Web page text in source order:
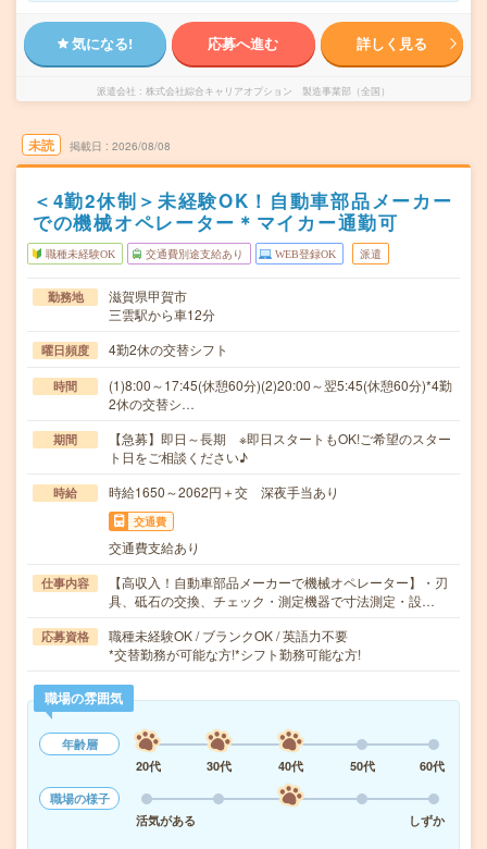
気になる! 応募へ進む 詳しく見る
派遣会社 株式会社綜合キャリアオプション 製造事業部（全国）
未読 掲載日 2026/08/08
＜4勤2休制＞未経験OK！自動車部品メーカー
での機械オペレーター＊マイカー通勤可
職種未経験OK 交通費別途支給あり WEB登録OK 派遣
勤務地
滋賀県甲賀市
三雲駅から車12分
曜日頻度 4勤2休の交替シフト
時間
(1)8:00～17:45(休憩60分)(2)20:00～翌5:45(休憩60分)*4勤
2休の交替シ…
期間
【急募】即日～長期 ※即日スタートもOK!ご希望のスター
ト日をご相談ください♪
時給 時給1650～2062円＋交 深夜手当あり
交通費
交通費支給あり
仕事内容
【高収入！自動車部品メーカーで機械オペレーター】・刃
具、砥石の交換、チェック・測定機器で寸法測定・設…
応募資格
職種未経験OK / ブランクOK / 英語力不要
*交替勤務が可能な方!*シフト勤務可能な方!
職場の雰囲気
年齢層
20代
30代 40代 50代
60代
職場の様子
活気がある
しずか